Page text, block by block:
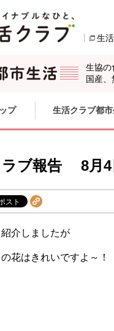
生
生協の
国産、
す。
する
プ 生活クラブ都
ブ報告 8月4
介しましたが
花はきれいですよ～！